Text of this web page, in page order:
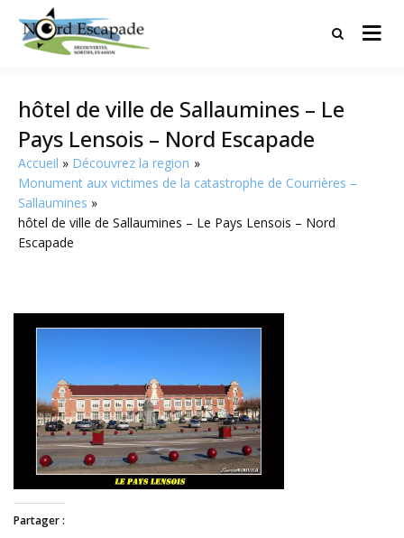
Tourisme et randonnées en Hauts
hôtel de ville de Sallaumines – Le
Pays Lensois – Nord Escapade
Accueil
Découvrez la region
Monument aux victimes de la catastrophe de Courrières –
Sallaumines
hôtel de ville de Sallaumines – Le Pays Lensois – Nord
Escapade
Partager :